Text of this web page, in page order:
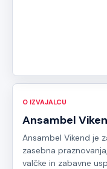
O IZVAJALCU
Ansambel
Ansambel Vikend je
zasebna
valčke in zabavne